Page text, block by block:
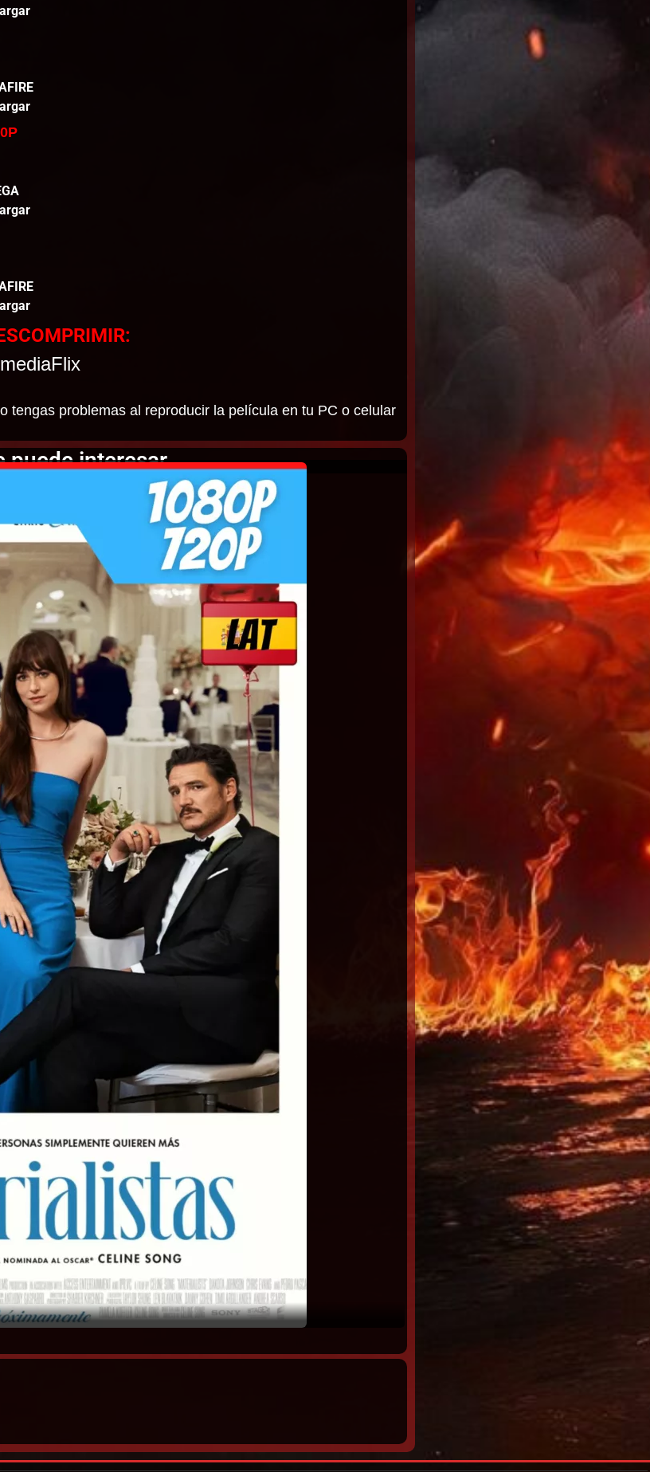
tengas problemas al reproducir la película en tu PC o celular
puede interesar